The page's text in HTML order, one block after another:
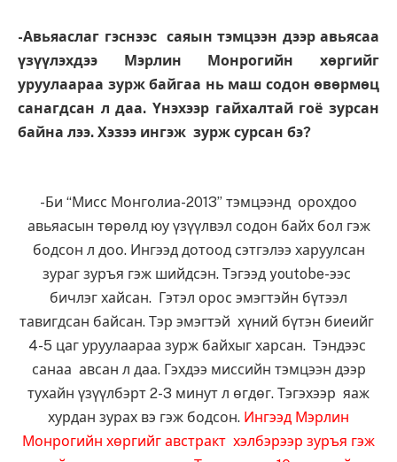
-Авьяаслаг гэснээс саяын тэмцээн дээр авьясаа
үзүүлэхдээ Мэрлин Монрогийн хөргийг
уруулаараа зурж байгаа нь маш содон өвөрмөц
санагдсан л даа. Үнэхээр гайхалтай гоё зурсан
байна лээ. Хэзээ ингэж зурж сурсан бэ?
-Би “Мисс Монголиа-2013” тэмцээнд орохдоо
авьяасын төрөлд юу үзүүлвэл содон байх бол гэж
бодсон л доо. Ингээд дотоод сэтгэлээ харуулсан
зураг зуръя гэж шийдсэн. Тэгээд youtobe-ээс
бичлэг хайсан. Гэтэл орос эмэгтэйн бүтээл
тавигдсан байсан. Тэр эмэгтэй хүний бүтэн биеийг
4-5 цаг уруулаараа зурж байхыг харсан. Тэндээс
санаа авсан л даа. Гэхдээ миссийн тэмцээн дээр
тухайн үзүүлбэрт 2-3 минут л өгдөг. Тэгэхээр яаж
хурдан зурах вэ гэж бодсон. Ингээд Мэрлин
Монрогийн хөргийг австракт хэлбэрээр зуръя гэж